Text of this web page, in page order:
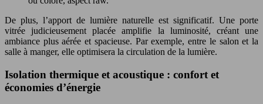
De plus, l’apport de lumière naturelle est significatif. Une porte
vitrée judicieusement placée amplifie la luminosité, créant une
ambiance plus aérée et spacieuse. Par exemple, entre le salon et la
salle à manger, elle optimisera la circulation de la lumière.
Isolation thermique et acoustique : confort et
économies d’énergie